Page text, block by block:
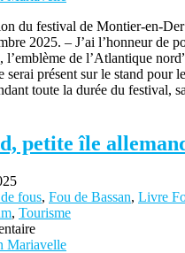
du festival de Montier-en-
2025. – J’ai l’honneur de
l’emblème de l’Atlantique
serai présent sur le stand pour
toute la durée du festival,
petite île
fous, Fou de Bassan, Livre
, Tourisme
Mariavelle